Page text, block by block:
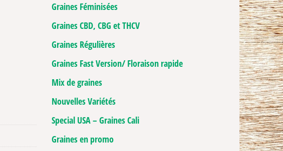
Graines Féminisées
Graines CBD, CBG et THCV
Graines Régulières
Graines Fast Version/ Floraison rapide
Mix de graines
Nouvelles Variétés
Special USA – Graines Cali
Graines en promo